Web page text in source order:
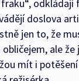
odkládají
doslova
jen to, že
ale že
mít i